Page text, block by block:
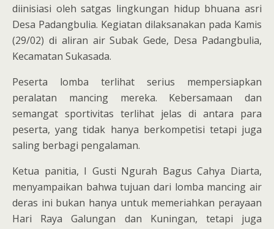
diinisiasi oleh satgas lingkungan hidup bhuana asri
Desa Padangbulia. Kegiatan dilaksanakan pada Kamis
(29/02) di aliran air Subak Gede, Desa Padangbulia,
Kecamatan Sukasada.
Peserta lomba terlihat serius mempersiapkan
peralatan mancing mereka. Kebersamaan dan
semangat sportivitas terlihat jelas di antara para
peserta, yang tidak hanya berkompetisi tetapi juga
saling berbagi pengalaman.
Ketua panitia, I Gusti Ngurah Bagus Cahya Diarta,
menyampaikan bahwa tujuan dari lomba mancing air
deras ini bukan hanya untuk memeriahkan perayaan
Hari Raya Galungan dan Kuningan, tetapi juga